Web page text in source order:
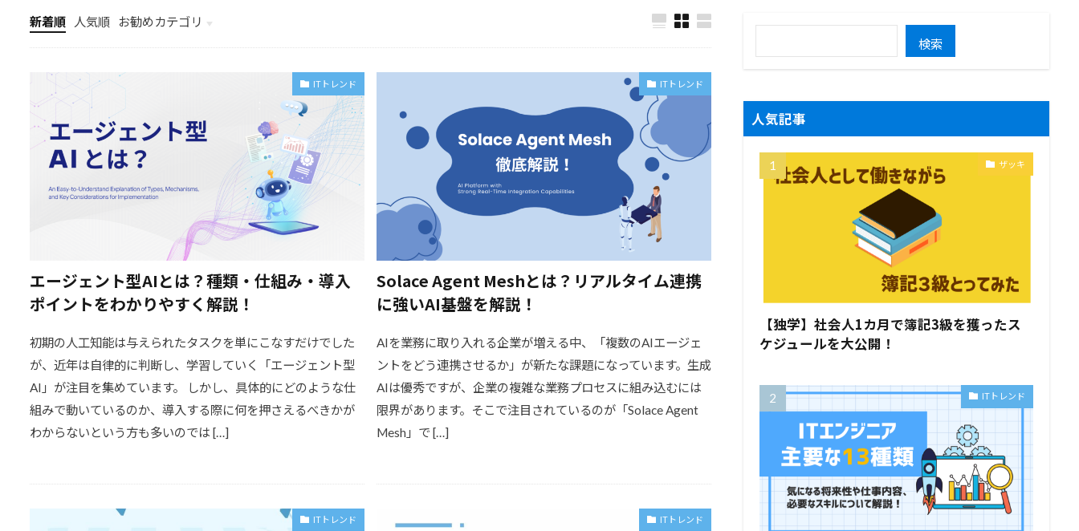
新着順 人気順
お勧めカテゴリ
最新IT導入事例
ITトレンド
エージェント型AIとは？種類・仕組み・導入
ポイントをわかりやすく解説！
初期の人工知能は与えられたタスクを単にこなすだけでした
が、近年は自律的に判断し、学習していく「エージェント型
AI」が注目を集めています。 しかし、具体的にどのような仕
組みで動いているのか、導入する際に何を押さえるべきかが
わからないという方も多いのでは […]
ITトレンド
Solace Agent Meshとは？リアルタイム連携
に強いAI基盤を解説！
AIを業務に取り入れる企業が増える中、「複数のAIエージェ
ントをどう連携させるか」が新たな課題になっています。生成
AIは優秀ですが、企業の複雑な業務プロセスに組み込むには
限界があります。そこで注目されているのが「Solace Agent
Mesh」で […]
ITトレンド ITトレンド
検索
人気記事
ザッキ
【独学】社会人1カ月で簿記3級を獲ったス
ケジュールを大公開！
ITトレンド